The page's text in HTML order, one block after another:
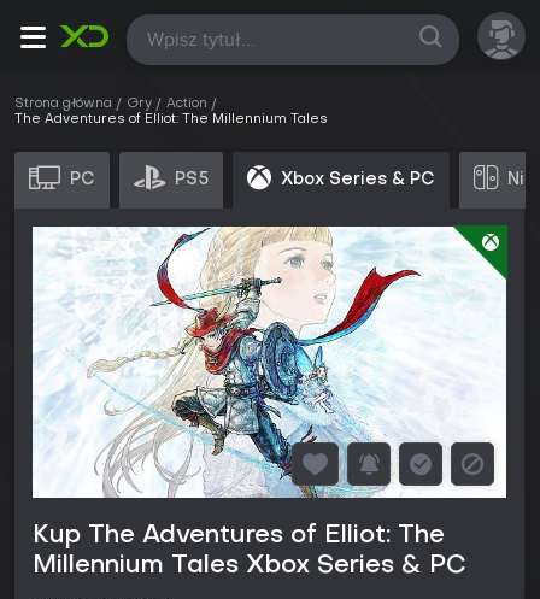
Wszystkie
Strona główna Gry
Action
The Adventures of Elliot: The Millennium Tales
PC PS5 Xbox Series & PC
Kup The Adventures of Elliot: The
Millennium Tales Xbox Series & PC